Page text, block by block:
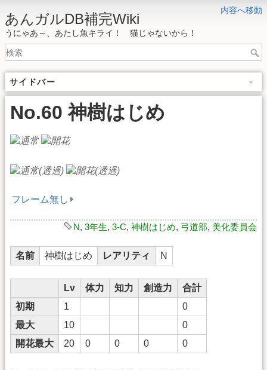
内容へ移動
あんガルDB補完Wiki
うにゃあ～、あたし魚キライ！ 猫じゃないから！
サイドバー
No.60 神樹はじめ
フレーム無し
N, 3年生, 3-C, 神樹はじめ, 弓道部, 美化委員会
名前 神樹はじめ レアリティ N
Lv 体力 知力 創造力
合計
初期
1
0
最大
10
0
開花最大
20 0 0 0 0